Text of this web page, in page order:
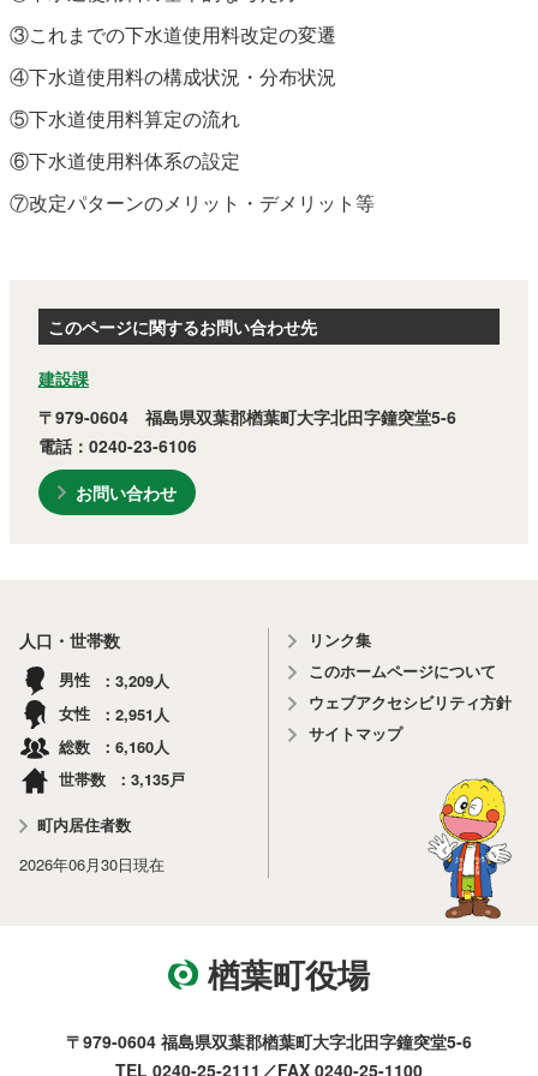
③これまでの下水道使用料改定の変遷
④下水道使用料の構成状況・分布状況
⑤下水道使用料算定の流れ
⑥下水道使用料体系の設定
⑦改定パターンのメリット・デメリット等
このページに関するお問い合わせ先
建設課
〒979-0604 福島県双葉郡楢葉町大字北田字鐘突堂5-6
電話：0240-23-6106
お問い合わせ
楢葉町役場
〒979-0604 福島県双葉郡楢葉町大字北田字鐘突堂5-6
TEL 0240-25-2111／FAX 0240-25-1100
人口・世帯数
男性 3,209 人
女性
2,951 人
総数
6,160人
世帯数
3,135戸
町内居住者数
2026年06月30日現在
リンク集
このホームページについて
ウェブアクセシビリティ方針
サイトマップ